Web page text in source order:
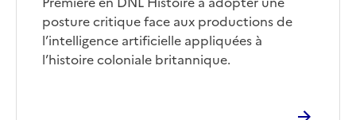
posture critique face aux productions de
l’intelligence artificielle appliquées à
l’histoire coloniale britannique.